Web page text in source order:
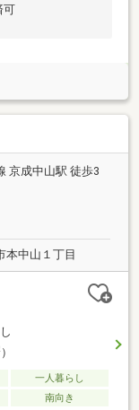
可
京成中山駅 徒歩3
本中山１丁目
）
一人暮らし
南向き